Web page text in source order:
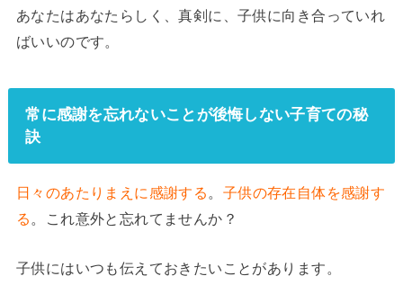
あなたはあなたらしく、真剣に、子供に向き合っていれ
ばいいのです。
常に感謝を忘れないことが後悔しない子育ての秘
訣
日々のあたりまえに感謝する
子供の存在自体を感謝す
る
。これ意外と忘れてませんか？
子供にはいつも伝えておきたいことがあります。